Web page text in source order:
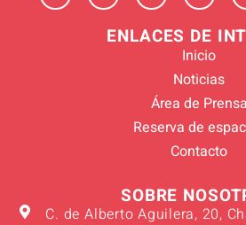
ENLACES DE
Inicio
Noticias
Área de Prensa
Reserva de
Contacto
SOBRE
C. de Alberto Aguilera, 20,